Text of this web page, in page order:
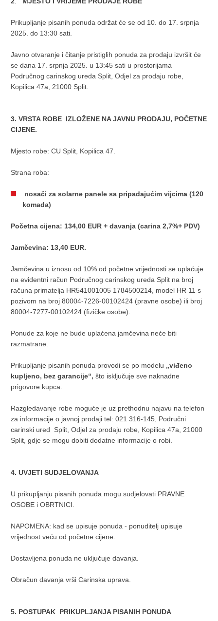
Prikupljanje pisanih ponuda održat će se od 10. do 17. srpnja
2025. do 13:30 sati.
Javno otvaranje i čitanje pristiglih ponuda za prodaju izvršit će
se dana 17. srpnja 2025. u 13:45 sati u prostorijama
Područnog carinskog ureda Split, Odjel za prodaju robe,
Kopilica 47a, 21000 Split.
3. VRSTA ROBE IZLOŽENE NA JAVNU PRODAJU, POČETNE
CIJENE.
Mjesto robe: CU Split, Kopilica 47.
Strana roba:
nosači za solarne panele sa pripadajućim vijcima (120
komada)
Početna cijena: 134,00 EUR + davanja (carina 2,7%+ PDV)
Jamčevina: 13,40 EUR.
Jamčevina u iznosu od 10% od početne vrijednosti se uplaćuje
na evidentni račun Područnog carinskog ureda Split na broj
računa primatelja HR541001005 1784500214, model HR 11 s
pozivom na broj 80004-7226-00102424 (pravne osobe) ili broj
80004-7277-00102424 (fizičke osobe).
Ponude za koje ne bude uplaćena jamčevina neće biti
razmatrane.
Prikupljanje pisanih ponuda provodi se po modelu „viđeno
kupljeno, bez garancije“,što isključuje sve naknadne
prigovore kupca.
Razgledavanje robe moguće je uz prethodnu najavu na telefon
za informacije o javnoj prodaji tel: 021 316-145, Područni
carinski ured Split, Odjel za prodaju robe, Kopilica 47a, 21000
Split, gdje se mogu dobiti dodatne informacije o robi.
4. UVJETI SUDJELOVANJA
U prikupljanju pisanih ponuda mogu sudjelovati PRAVNE
OSOBE i OBRTNICI.
NAPOMENA: kad se upisuje ponuda - ponuditelj upisuje
vrijednost veću od početne cijene.
Dostavljena ponuda ne uključuje davanja.
Obračun davanja vrši Carinska uprava.
5. POSTUPAK PRIKUPLJANJA PISANIH PONUDA